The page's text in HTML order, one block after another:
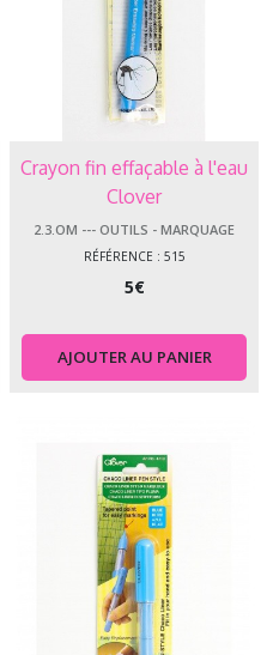
Crayon fin effaçable à l'eau
Clover
2.3.OM --- OUTILS - MARQUAGE
RÉFÉRENCE : 515
5€
AJOUTER AU PANIER